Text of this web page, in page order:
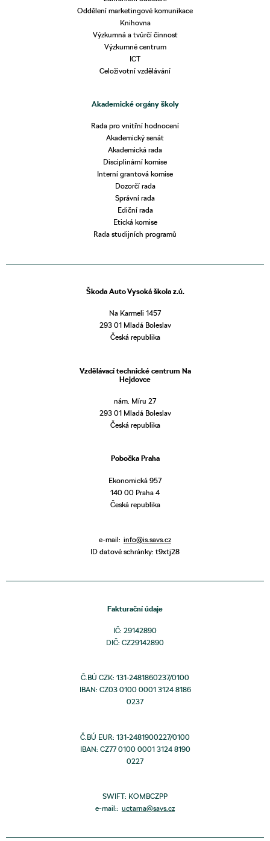
Oddělení marketingové komunikace
Knihovna
Výzkumná a tvůrčí činnost
Výzkumné centrum
ICT
Celoživotní vzdělávání
Akademické orgány školy
Rada pro vnitřní hodnocení
Akademický senát
Akademická rada
Disciplinární komise
Interní grantová komise
Dozorčí rada
Správní rada
Ediční rada
Etická komise
Rada studijních programů
Škoda Auto Vysoká škola z.ú.
Na Karmeli 1457
293 01 Mladá Boleslav
Česká republika
Vzdělávací technické centrum Na
Hejdovce
nám. Míru 27
293 01 Mladá Boleslav
Česká republika
Pobočka Praha
Ekonomická 957
140 00 Praha 4
Česká republika
e-mail: info@is.savs.cz
ID datové schránky: t9xtj28
Fakturační údaje
IČ: 29142890
DIČ: CZ29142890
Č.BÚ CZK: 131-2481860237/0100
IBAN: CZ03 0100 0001 3124 8186
0237
Č.BÚ EUR: 131-2481900227/0100
IBAN: CZ77 0100 0001 3124 8190
0227
SWIFT: KOMBCZPP
e-mail:: uctarna@savs.cz